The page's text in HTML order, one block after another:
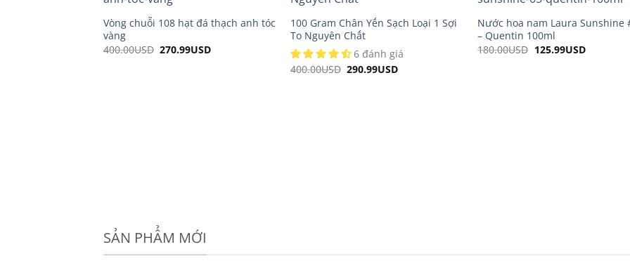
Vòng chuỗi 108 hạt đá thạch anh tóc
vàng
400.00USD Original
270.99USD
100 Gram Chân Yến Sạch Loại 1 Sợi
To Nguyên Chất
6 đánh giá
400.00USD Original
290.99USD
Nước hoa nam Laura Sunshine
– Quentin 100ml
180.00USD Original
125.99USDCurrent
SẢN PHẨM MỚI